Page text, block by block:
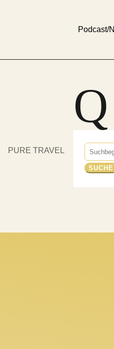
Podcast/
PURE TRAVEL
Q
Suchen
nach: